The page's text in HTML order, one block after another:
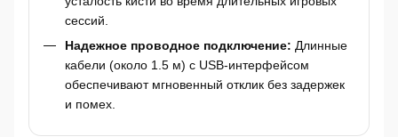
сессий.
Надежное проводное подключение: Длинные
кабели (около 1.5 м) с USB-интерфейсом
обеспечивают мгновенный отклик без задержек
и помех.